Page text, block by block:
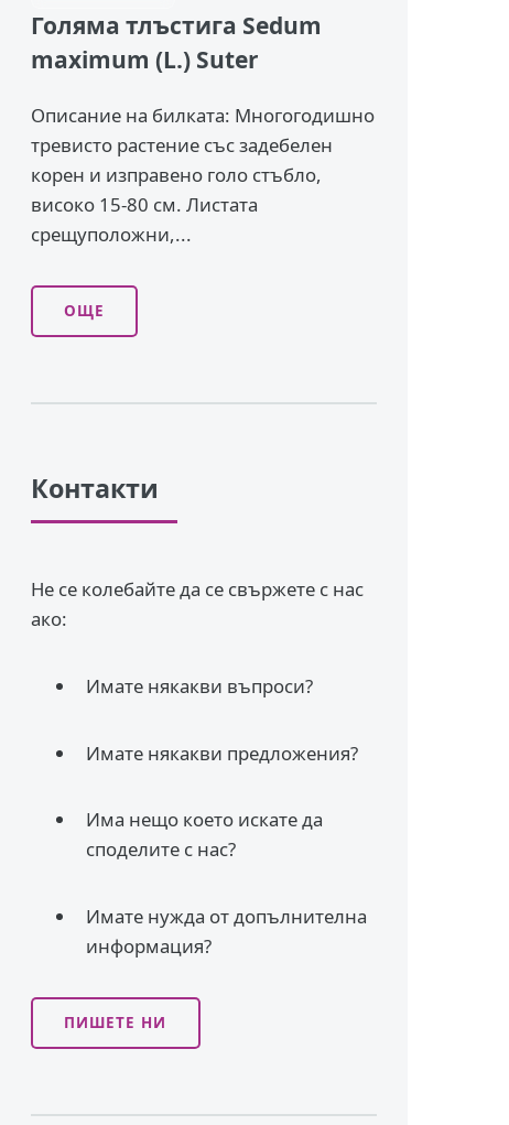
Голяма тлъстига Sedum
maximum (L.) Suter
Описание на билката: Многогодишно
тревисто растение със задебелен
корен и изправено го­ло стъбло,
високо 15-80 см. Листата
срещуположни,...
ОЩЕ
Контакти
Не се колебайте да се свържете с нас
ако:
Имате някакви въпроси?
Имате някакви предложения?
Има нещо което искате да
споделите с нас?
Имате нужда от допълнителна
информация?
ПИШЕТЕ НИ